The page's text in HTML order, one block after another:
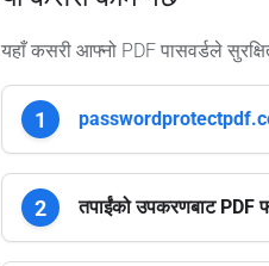
यहाँ कसरी आफ्नो PDF पासवर्डले
तपाईंको उपकरणबाट PDF